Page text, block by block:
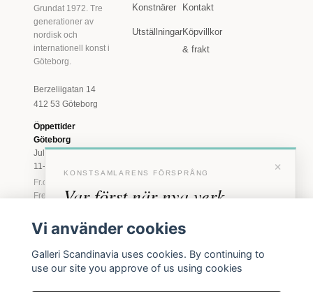
Grundat 1972. Tre
generationer av
nordisk och
internationell konst i
Göteborg.
Berzeliigatan 14
412 53 Göteborg
Öppettider
Göteborg
Juli: Tis 11-18 · Lör
11-16
Fr.o.m. augusti: Tis-
Fre 11-18 · Lör 11-
Marstrand
2026
Tis-Fre 11-18 ·
Konstnärer
Utställningar
Kontakt
Köpvillkor
& frakt
×
KONSTSAMLARENS FÖRSPRÅNG
Var först när nya verk
anländer
inbjudningar till vernissage, innan vi annonserar
offentligt.
Vi använder cookies
Galleri Scandinavia uses cookies. By continuing to
use our site you approve of us using cookies